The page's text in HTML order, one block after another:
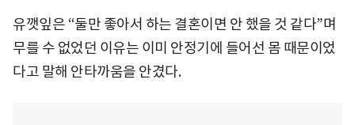
유깻잎은 “둘만 좋아서 하는 결혼이면 안 했을 것 같다”며
무를 수 없었던 이유는 이미 안정기에 들어선 몸 때문이었
다고 말해 안타까움을 안겼다.